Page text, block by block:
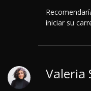
iniciar su
Valeria